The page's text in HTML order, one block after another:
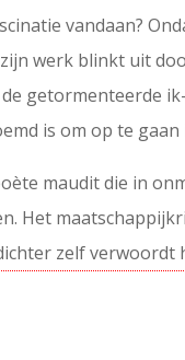
vandaan?
werk blinkt uit
getormenteerde
is om op te gaan
maudit die in
Het
zelf verwoordt